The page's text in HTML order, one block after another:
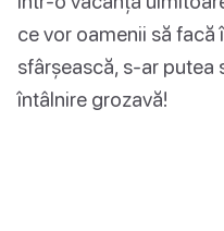
ce vor oamenii să facă
sfârșească, s-ar putea
întâlnire grozavă!